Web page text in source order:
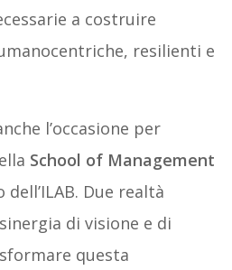
a costruire
resilienti e
l’occasione per
School of Management
dell’ILAB. Due realtà
di visione e di
questa